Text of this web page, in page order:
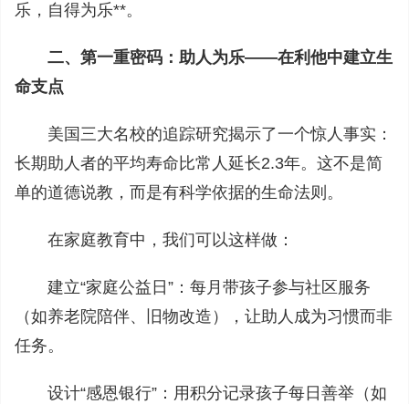
乐，自得为乐**。
二、第一重密码：助人为乐——在利他中建立生
命支点
美国三大名校的追踪研究揭示了一个惊人事实：
长期助人者的平均寿命比常人延长2.3年。这不是简
单的道德说教，而是有科学依据的生命法则。
在家庭教育中，我们可以这样做：
建立“家庭公益日”：每月带孩子参与社区服务
（如养老院陪伴、旧物改造），让助人成为习惯而非
任务。
设计“感恩银行”：用积分记录孩子每日善举（如